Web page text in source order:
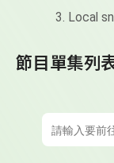
3. Local
節目單集列